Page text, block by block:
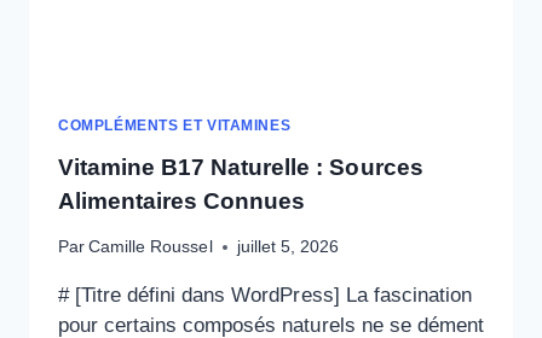
COMPLÉMENTS ET VITAMINES
Vitamine B17 Naturelle : Sources
Alimentaires Connues
Par Camille Roussel juillet 5, 2026
# [Titre défini dans WordPress] La fascination
pour certains composés naturels ne se dément